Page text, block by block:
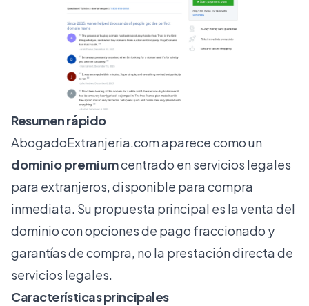
Resumen rápido
AbogadoExtranjeria.comaparece como un
dominio premiumcentrado en servicios legales
para extranjeros, disponible para compra
inmediata. Su propuesta principal es la venta del
dominio con opciones de pago fraccionado y
garantías de compra, no la prestación directa de
servicios legales.
Características principales